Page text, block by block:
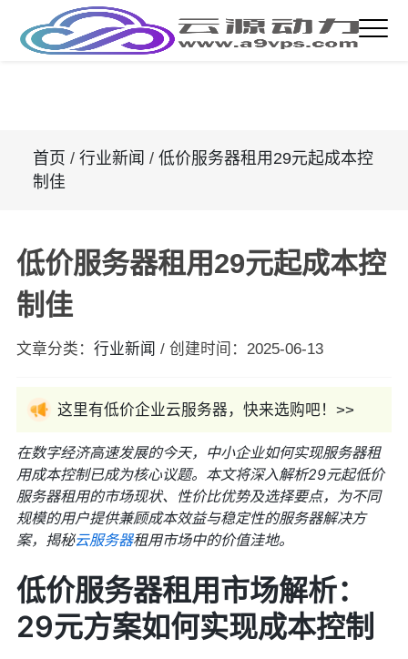
首页 / 行业新闻 / 低价服务器租用29元起成本控
制佳
低价服务器租用29元起成本控
制佳
文章分类： 行业新闻 / 创建时间： 2025-06-13
这里有低价企业云服务器，快来选购吧！>>
在数字经济高速发展的今天，中小企业如何实现服务器租
用成本控制已成为核心议题。本文将深入解析29元起低价
服务器租用的市场现状、性价比优势及选择要点，为不同
规模的用户提供兼顾成本效益与稳定性的服务器解决方
案，揭秘云服务器租用市场中的价值洼地。
低价服务器租用市场解析：
29元方案如何实现成本控制